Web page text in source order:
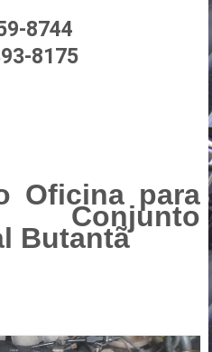
8744
8175
Oficina para
Conjunto
Butantã